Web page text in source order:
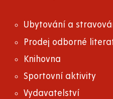
Ubytování a
Prodej odborné
Knihovna
Sportovní aktivity
Vydavatelství